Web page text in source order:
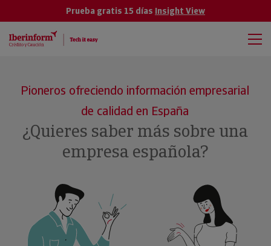
Prueba gratis 15 días Insight View
Pioneros ofreciendo información empresarial
de calidad en España
¿Quieres saber más sobre una
empresa española?